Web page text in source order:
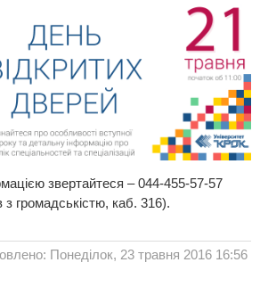
звертайтеся – 044-455-57-57
з громадськістю, каб. 316).
Понеділок, 23 травня 2016 16:56